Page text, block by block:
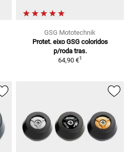
GSG Mototechnik
Protet. eixo GSG coloridos
p/roda tras.
64,90 €1